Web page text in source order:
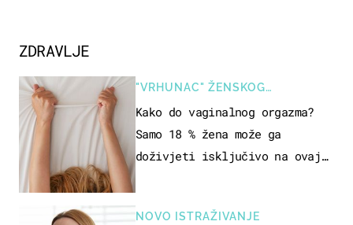
ZDRAVLJE
"VRHUNAC" ŽENSKOG
SEKSUALNOG ISKUSTVA
Kako do vaginalnog orgazma?
Samo 18 % žena može ga
doživjeti isključivo na ovaj
NOVO ISTRAŽIVANJE